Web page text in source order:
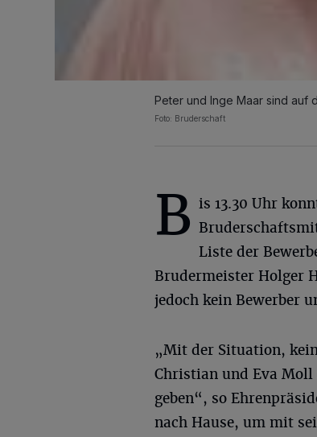
Peter und Inge Maar sind auf
Foto: Bruderschaft
B is 13.30 Uhr
Liste der
Brudermeister Holger
jedoch kein Bewerber
„Mit der Situation,
Christian und Eva
geben“, so
nach Hause, um mit